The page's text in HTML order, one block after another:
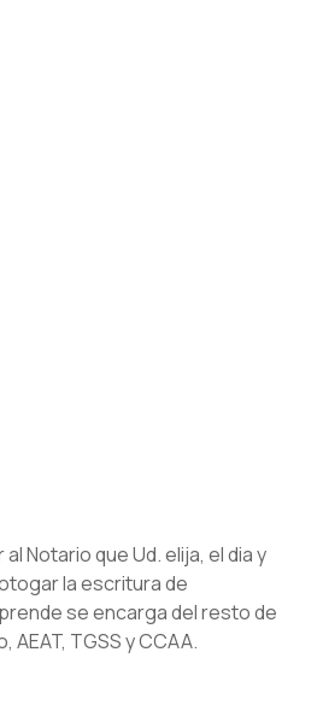
Notario que Ud. elija, el dia y
la escritura de
se encarga del resto de
TGSS y CCAA.